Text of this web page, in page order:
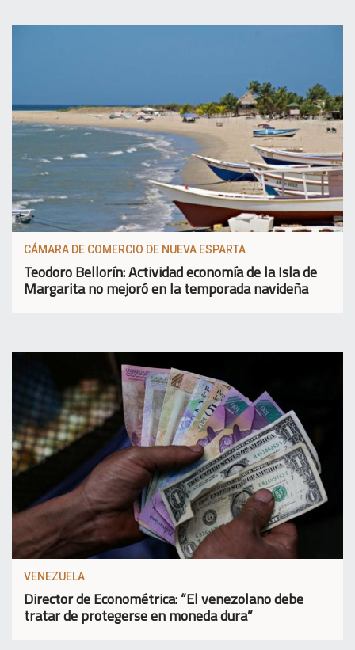
CÁMARA DE COMERCIO DE NUEVA ESPARTA
Teodoro Bellorín: Actividad economía de la Isla de
Margarita no mejoró en la temporada navideña
VENEZUELA
Director de Econométrica: “El venezolano debe
tratar de protegerse en moneda dura”